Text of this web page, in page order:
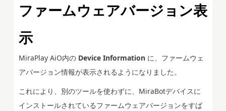
ファームウェアバージョン表
示
MiraPlay AiO内の Device Informationに、ファームウェ
アバージョン情報が表示されるようになりました。
これにより、別のツールを使わずに、MiraBotデバイスに
インストールされているファームウェアバージョンをすば